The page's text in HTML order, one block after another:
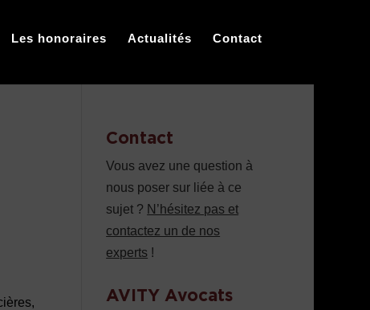
Les honoraires Actualités Contact
Contact
Vous avez une question à
nous poser sur liée à ce
sujet ? N’hésitez pas et
contactez un de nos
experts !
AVITY Avocats